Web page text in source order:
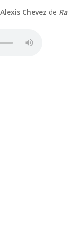
Alexis Chevez de